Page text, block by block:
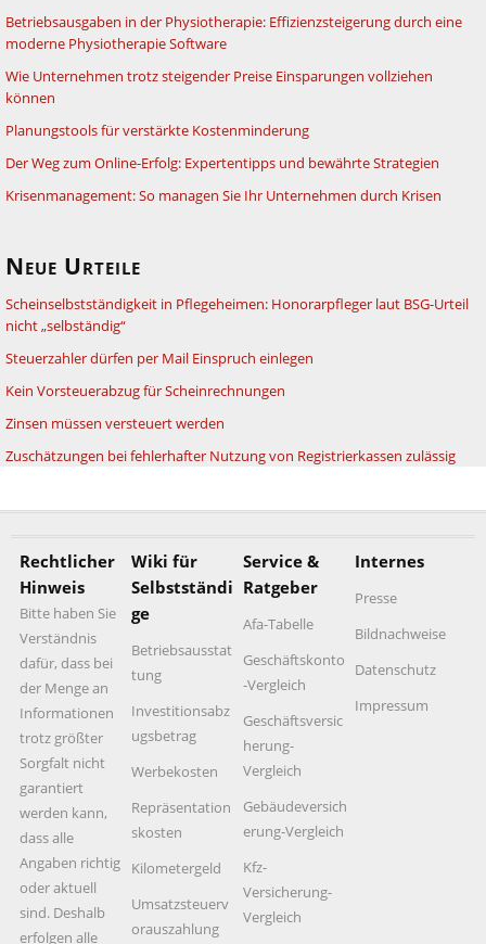
Betriebsausgaben in der Physiotherapie: Effizienzsteigerung durch eine
moderne Physiotherapie Software
Wie Unternehmen trotz steigender Preise Einsparungen vollziehen
können
Planungstools für verstärkte Kostenminderung
Der Weg zum Online-Erfolg: Expertentipps und bewährte Strategien
Krisenmanagement: So managen Sie Ihr Unternehmen durch Krisen
Neue Urteile
Scheinselbstständigkeit in Pflegeheimen: Honorarpfleger laut BSG-Urteil
nicht „selbständig“
Steuerzahler dürfen per Mail Einspruch einlegen
Kein Vorsteuerabzug für Scheinrechnungen
Zinsen müssen versteuert werden
Zuschätzungen bei fehlerhafter Nutzung von Registrierkassen zulässig
Rechtlicher
Hinweis
Bitte haben Sie
Verständnis
dafür, dass bei
der Menge an
Informationen
trotz größter
Sorgfalt nicht
garantiert
werden kann,
dass alle
Angaben richtig
oder aktuell
sind. Deshalb
erfolgen alle
Wiki für
Selbstständi
ge
Betriebsausstat
tung
Investitionsabz
ugsbetrag
Werbekosten
Repräsentation
skosten
Kilometergeld
Umsatzsteuerv
orauszahlung
Service &
Ratgeber
Afa-Tabelle
Geschäftskonto
-Vergleich
Geschäftsversic
herung-
Vergleich
Gebäudeversich
erung-Vergleich
Kfz-
Versicherung-
Vergleich
Internes
Presse
Bildnachweise
Datenschutz
Impressum